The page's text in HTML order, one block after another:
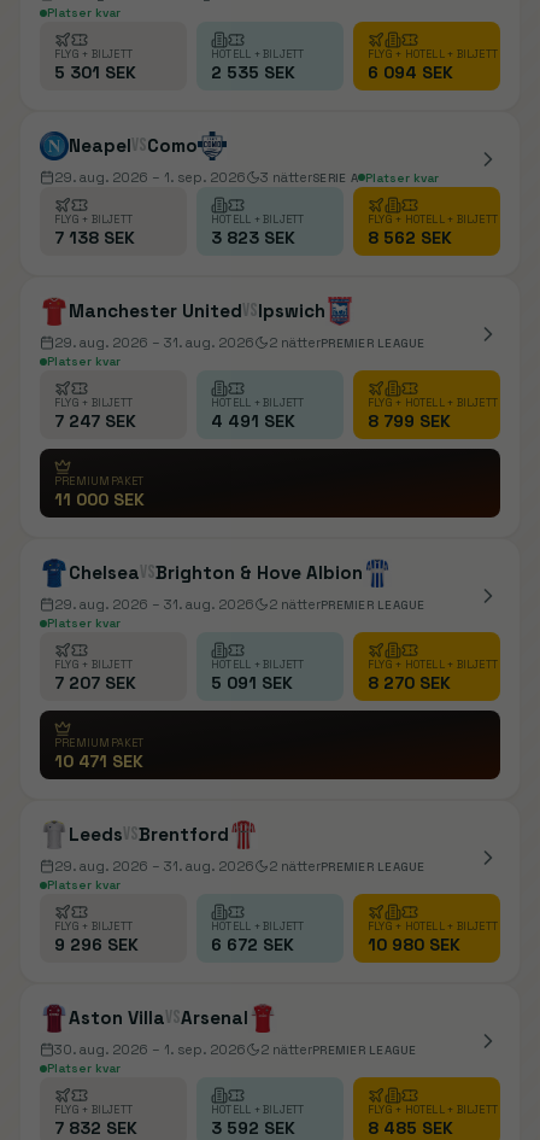
Platser kvar
FLYG + BILJETT
5 301 SEK
HOTELL + BILJETT
2 535 SEK
FLYG + HOTELL + BILJETT
6 094 SEK
NeapelvsComo
29. aug. 2026 – 1. sep. 2026 3 nätterSERIE A Platser kvar
FLYG + BILJETT
7 138 SEK
HOTELL + BILJETT
3 823 SEK
FLYG + HOTELL + BILJETT
8 562 SEK
Manchester UnitedvsIpswich
29. aug. 2026 – 31. aug. 2026 2 nätterPREMIER LEAGUE
Platser kvar
FLYG + BILJETT
7 247 SEK
HOTELL + BILJETT
4 491 SEK
FLYG + HOTELL + BILJETT
8 799 SEK
PREMIUMPAKET
11 000 SEK
ChelseavsBrighton & Hove Albion
29. aug. 2026 – 31. aug. 2026 2 nätterPREMIER LEAGUE
Platser kvar
FLYG + BILJETT
7 207 SEK
HOTELL + BILJETT
5 091 SEK
FLYG + HOTELL + BILJETT
8 270 SEK
PREMIUMPAKET
10 471 SEK
LeedsvsBrentford
29. aug. 2026 – 31. aug. 2026 2 nätterPREMIER LEAGUE
Platser kvar
FLYG + BILJETT
9 296 SEK
HOTELL + BILJETT
6 672 SEK
FLYG + HOTELL + BILJETT
10 980 SEK
Aston VillavsArsenal
30. aug. 2026 – 1. sep. 2026 2 nätterPREMIER LEAGUE
Platser kvar
FLYG + BILJETT
7 832 SEK
HOTELL + BILJETT
3 592 SEK
FLYG + HOTELL + BILJETT
8 485 SEK